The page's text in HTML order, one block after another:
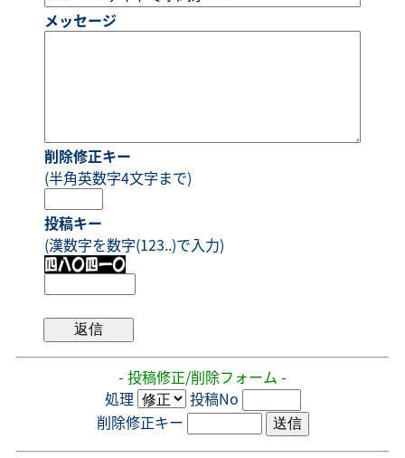
メッセージ
削除修正キー
(半角英数字4文字まで)
投稿キー
(漢数字を数字(123..)で入力)
- 投稿修正/削除フォーム -
処理
投稿No
削除修正キー